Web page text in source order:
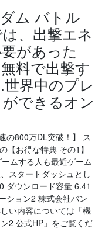
ム バトル
、出撃エネ
があった
料で出撃す
界中のプレ
できるオン
の800万DL突破！】 ス
【お得な特典 その1】
ムする人も最近ゲーム
スタートダッシュとし
ダウンロード容量 6.41
ション2 株式会社バン
い内容については「機
2 公式HP」をご覧くだ